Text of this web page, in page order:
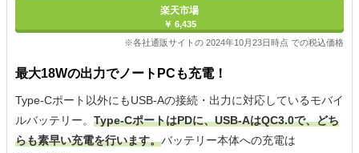
楽天市場
￥ 6,435
※各社通販サイトの 2024年10月23日時点 での税込価格
最大18Wの出力でノートPCも充電！
Type-Cポート以外にもUSB-Aの接続・出力に対応しているモバイ
ルバッテリー。 Type-CポートはPDに、USB-AはQC3.0で、どち
らも素早い充電を行います。バッテリー本体への充電は